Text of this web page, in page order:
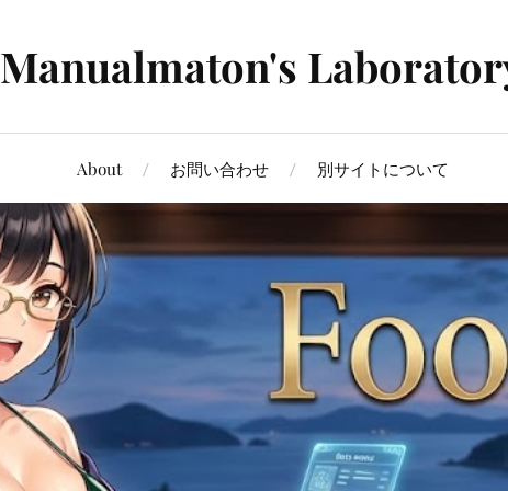
Manualmaton's
About お問い合わせ 別サイトについて